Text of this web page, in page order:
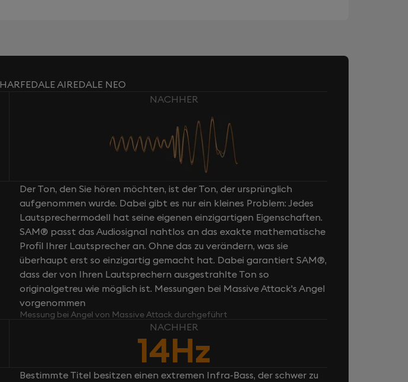
AIREDALE NEO
NACHHER
Der Ton, den Sie hören möchten, ist der Ton, der ursprünglich
aufgenommen wurde. Dabei gibt es nur ein kleines Problem: Jedes
Lautsprechermodell hat seine eigenen einzigartigen Eigenschaften.
SAM® passt das Audiosignal nahtlos an das exakte mathematische
Profil Ihrer Lautsprecher an. Ohne das zu verändern, was sie
überhaupt erst so einzigartig gemacht hat. Dabei garantiert SAM®,
dass der von Ihren Lautsprechern ausgestrahlte Ton so
originalgetreu wie möglich ist. Messungen bei Massive Attack's Angel
vorgenommen
Messung bei Angel von Massive Attack durchgeführt
NACHHER
14Hz
Bestimmte Titel besitzen einen extremen Infra-Bass, der schwer zu